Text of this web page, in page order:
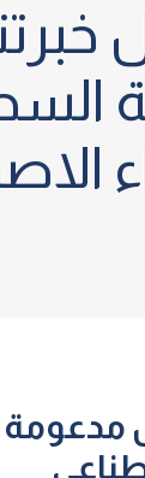
مدعومة